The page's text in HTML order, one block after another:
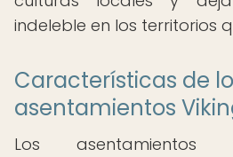
indeleble en los territorios
Características de
asentamientos
Los asentamientos